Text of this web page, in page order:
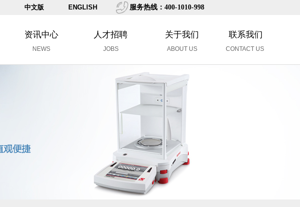
中文版 ENGLISH 服务热线：400-1010-998
资讯中心
NEWS
人才招聘
JOBS
关于我们
ABOUT US
联系我们
CONTACT US